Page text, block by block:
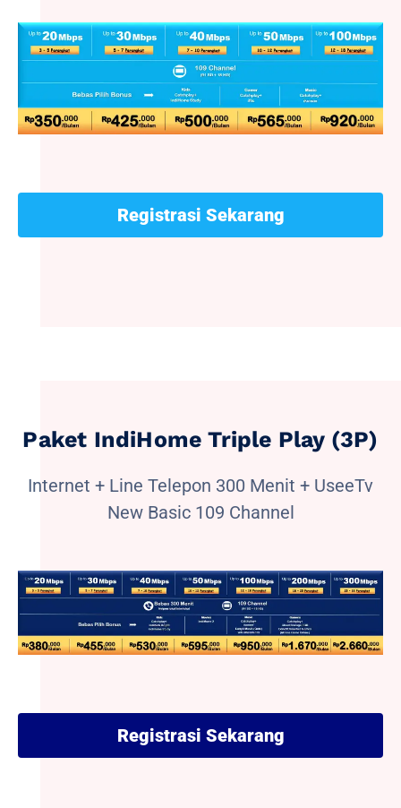
Registrasi Sekarang
Paket IndiHome Triple Play (3P)
Internet + Line Telepon 300 Menit + UseeTv
New Basic 109 Channel
Registrasi Sekarang